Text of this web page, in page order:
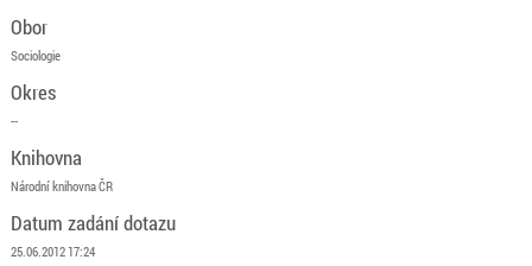
Obor
Sociologie
Okres
--
Knihovna
Národní knihovna ČR
Datum zadání dotazu
25.06.2012 17:24